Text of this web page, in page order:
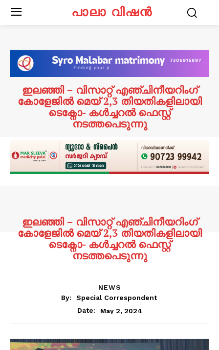
പാലാ വിഷൻ
ഇലഞ്ഞി – വിസാറ്റ് എഞ്ചിനീയറിംഗ്
കോളേജിൽ മെയ് 2,3 തിയതികളിലായി
ടെക്നോ- കൾച്ചറൽ ഫെസ്റ്റ്
നടത്തപെടുന്നു
ഇലഞ്ഞി – വിസാറ്റ് എഞ്ചിനീയറിംഗ്
കോളേജിൽ മെയ് 2,3 തിയതികളിലായി
ടെക്നോ- കൾച്ചറൽ ഫെസ്റ്റ്
നടത്തപെടുന്നു
NEWS
By:
Special Correspondent
Date:
May 2, 2024